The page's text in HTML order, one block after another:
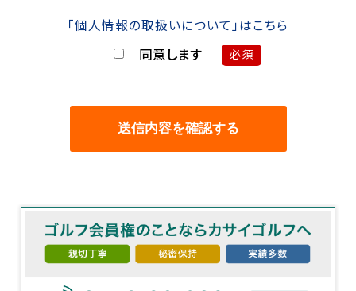
「個人情報の取扱いについて」はこちら
同意します 必須